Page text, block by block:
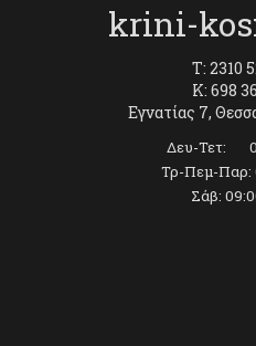
krini-
T: 2310
K: 698
Εγνατίας 7,
Δευ-Τετ:
Τρ-Πεμ-Παρ:
Σάβ: